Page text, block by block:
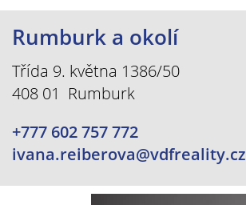
Rumburk a okolí
Třída 9. května 1386/50
408 01 Rumburk
+777 602 757 772
ivana.reiberova@vdfreality.cz